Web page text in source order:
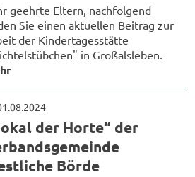
geehrte Eltern, nachfolgend
Sie einen aktuellen Beitrag zur
der Kindertagesstätte
in Großalsleben.
der Horte“ der
Börde